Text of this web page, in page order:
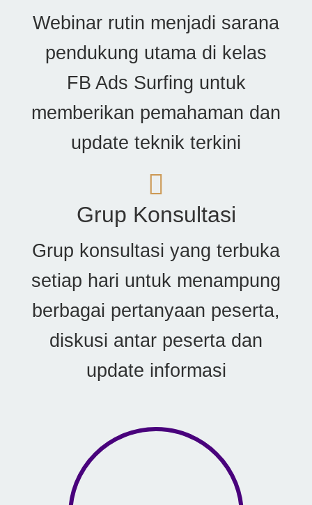
Webinar rutin menjadi sarana
pendukung utama di kelas
FB Ads Surfing untuk
memberikan pemahaman dan
update teknik terkini
Grup Konsultasi
Grup konsultasi yang terbuka
setiap hari untuk menampung
berbagai pertanyaan peserta,
diskusi antar peserta dan
update informasi